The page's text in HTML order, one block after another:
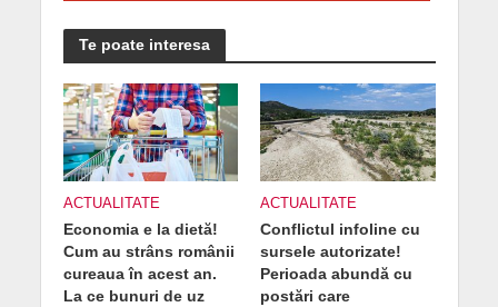
Te poate interesa
ACTUALITATE
Economia e la dietă!
Cum au strâns românii
cureaua în acest an.
La ce bunuri de uz
ACTUALITATE
Conflictul infoline cu
sursele autorizate!
Perioada abundă cu
postări care